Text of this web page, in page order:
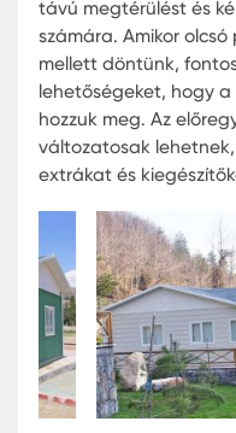
teremteni
Olcsó
az előregyártott
megfizethető
építése kínálja
akik saját otthont
tömeges
piacon, amelyek